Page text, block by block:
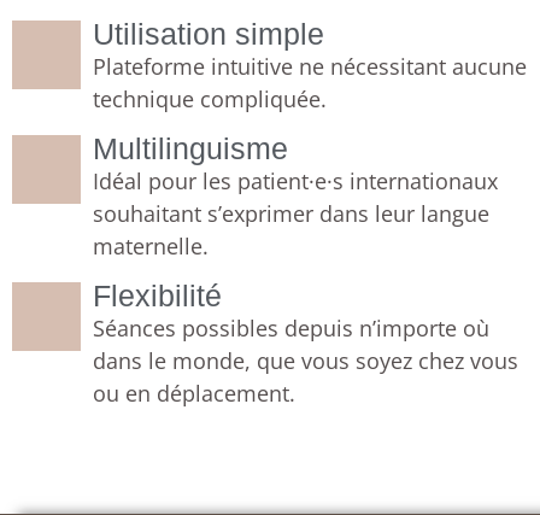
Utilisation simple
Plateforme intuitive ne nécessitant aucune
technique compliquée.
Multilinguisme
Idéal pour les patient·e·s internationaux
souhaitant s’exprimer dans leur langue
maternelle.
Flexibilité
Séances possibles depuis n’importe où
dans le monde, que vous soyez chez vous
ou en déplacement.